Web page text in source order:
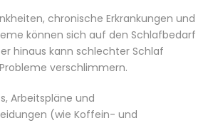
chronische Erkrankungen und
können sich auf den Schlafbedarf
hinaus kann schlechter Schlaf
verschlimmern.
Arbeitspläne und
(wie Koffein- und